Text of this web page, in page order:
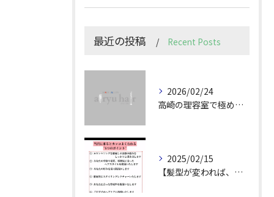
最近の投稿 Recent Posts
2026/02/24
高崎の理容室で極めるメンズカット技術
2025/02/15
【髪型が変われば、人生が変わる。